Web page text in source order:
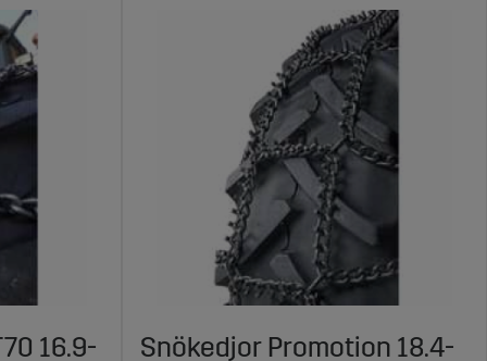
16.9-
Snökedjor Promotion 18.4-